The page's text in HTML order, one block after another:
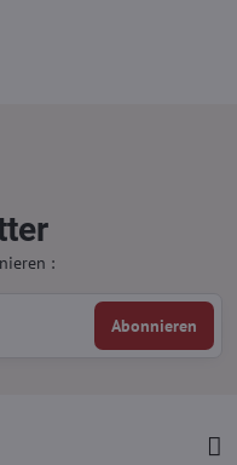
:
Abonnieren